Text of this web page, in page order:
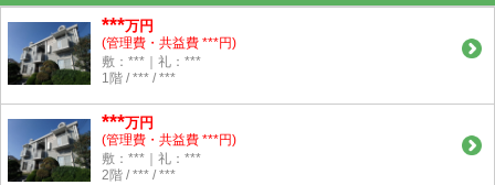
***万円
(管理費・共益費 ***円)
敷：***｜礼：***
1階 / *** / ***
***万円
(管理費・共益費 ***円)
敷：***｜礼：***
2階 / *** / ***